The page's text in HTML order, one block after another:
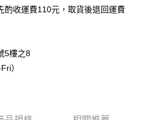
代理人或監護人之同意方可使用
辦者引起之損失，本公司不負相關責
依據個別帳號之用戶狀況，依本公司即
額度不足之情形，本公司將視審查結果
人資訊註冊。若發現惡意使用之情形，
收運費110元，取貨後退回運費
5樓之8
）